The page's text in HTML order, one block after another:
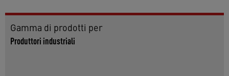
Gamma di prodotti per
Produttori industriali